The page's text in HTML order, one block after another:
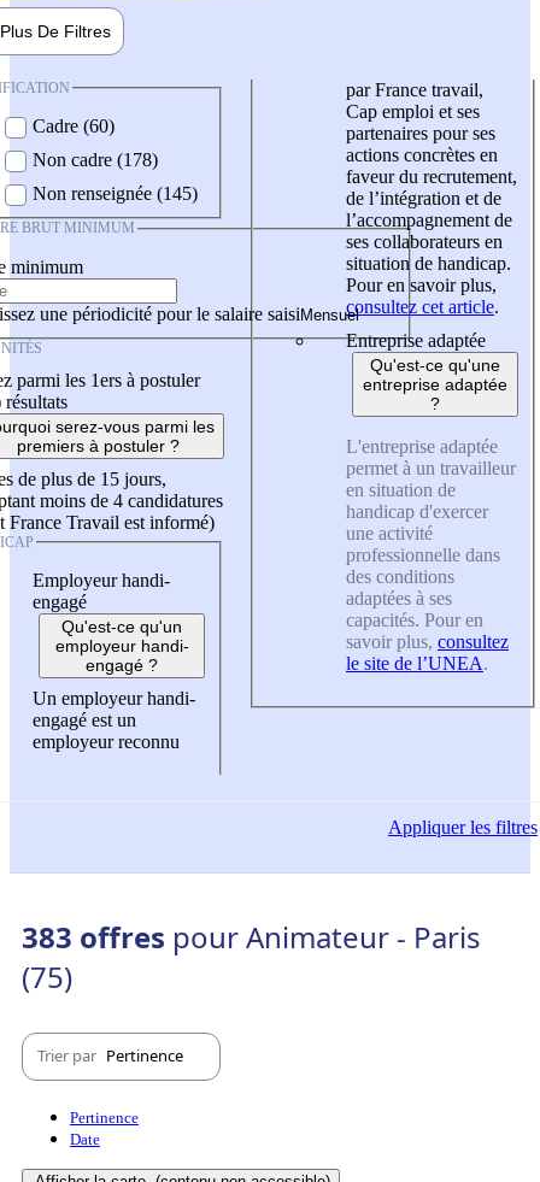
Plus De Filtres
Cadre (60)
Non cadre (178)
Non renseignée (145)
BRUT MINIMUM
minimum
une périodicité pour le salaire saisi
parmi les 1ers à postuler
résultats
serez-vous parmi les
premiers à postuler ?
de plus de 15 jours,
moins de 4 candidatures
France Travail est informé)
Employeur handi-
engagé
Qu'est-ce qu'un
employeur handi-
engagé ?
Un employeur handi-
engagé est un
employeur reconnu
par France travail,
Cap emploi et ses
partenaires pour ses
actions concrètes en
faveur du recrutement,
de l’intégration et de
l’accompagnement de
ses collaborateurs en
situation de handicap.
Pour en savoir plus,
consultez cet article.
Entreprise adaptée
Qu'est-ce qu'une
entreprise adaptée
?
L'entreprise adaptée
permet à un travailleur
en situation de
handicap d'exercer
une activité
professionnelle dans
des conditions
adaptées à ses
capacités. Pour en
savoir plus, consultez
le site de l’UNEA.
Appliquerles filtres
383 offres pour Animateur - Paris
(75)
Trier par Pertinence
Pertinence
Date